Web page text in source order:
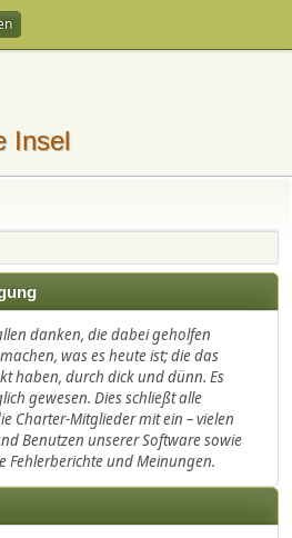
danken, die dabei geholfen
was es heute ist; die das
haben, durch dick und dünn. Es
gewesen. Dies schließt alle
Charter-Mitglieder mit ein – vielen
Benutzen unserer Software sowie
Fehlerberichte und Meinungen.